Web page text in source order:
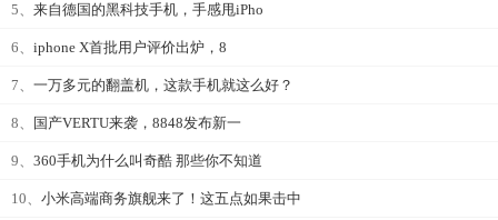
5、 来自德国的黑科技手机，手感甩iPho
6、 iphone X首批用户评价出炉，8
7、 一万多元的翻盖机，这款手机就这么好？
8、 国产VERTU来袭，8848发布新一
9、 360手机为什么叫奇酷 那些你不知道
10、 小米高端商务旗舰来了！这五点如果击中